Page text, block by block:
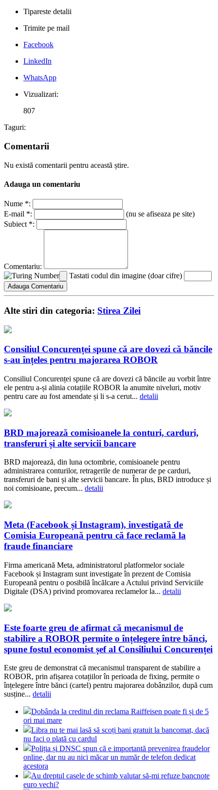
Tipareste detalii
Trimite pe mail
Facebook
LinkedIn
WhatsApp
Vizualizari:
807
Taguri:
Comentarii
Nu există comentarii pentru această știre.
Adauga un comentariu
Nume *:
E-mail *:
(nu se afiseaza pe site)
Subiect *:
Comentariu:
Tastati codul din imagine (doar cifre)
Alte stiri din categoria: Stirea Zilei
Consiliul Concurenței spune că are dovezi că băncile
s-au înțeles pentru majorarea ROBOR
Consiliul Concurenței spune că are dovezi că băncile au vorbit între
ele pentru a-și alinia cotațiile ROBOR la anumite niveluri, motiv
pentru care au fost amendate și li s-a cerut... detalii
BRD majorează comisioanele la conturi, carduri,
transferuri și alte servicii bancare
BRD majorează, din luna octombrie, comisioanele pentru
administrarea conturilor, retragerile de numerar de pe carduri,
transferuri de bani și alte servicii bancare. În plus, BRD introduce și
noi comisioane, precum... detalii
Meta (Facebook și Instagram), investigată de
Comisia Europeană pentru că face reclamă la
fraude financiare
Firma americană Meta, administratorul platformelor sociale
Facebook și Instagram sunt investigate în prezent de Comisia
Europeană pentru o posibilă încălcare a Actului privind Serviciile
Digitale (DSA) privind promovarea reclamelor la... detalii
Este foarte greu de afirmat că mecanismul de
stabilire a ROBOR permite o înțelegere între bănci,
spune fostul economist șef al Consiliului Concurenței
Este greu de demonstrat că mecanismul transparent de stabilire a
ROBOR, prin afișarea cotațiilor în perioada de fixing, permite o
înțelegere între bănci (cartel) pentru majorarea dobânzilor, după cum
susține... detalii
Dobânda la creditul din reclama Raiffeisen poate fi și de 5
ori mai mare
Libra nu te mai lasă să scoți bani gratuit la bancomat, dacă
nu faci o plată cu cardul
Poliția și DNSC spun că e importantă prevenirea fraudelor
online, dar nu au nici măcar un număr de telefon dedicat
acestora
Au dreptul casele de schimb valutar să-mi refuze bancnote
euro vechi?